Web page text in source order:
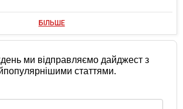
БІЛЬШЕ
ми відправляємо дайджест з
статтями.